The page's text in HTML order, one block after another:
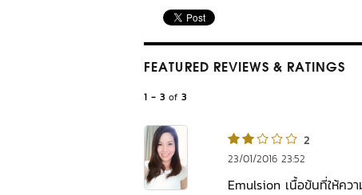
FEATURED REVIEWS & RATINGS
1 - 3 of 3
2
23/01/2016 23:52
Emulsion เนื้อข้นที่ให้คว